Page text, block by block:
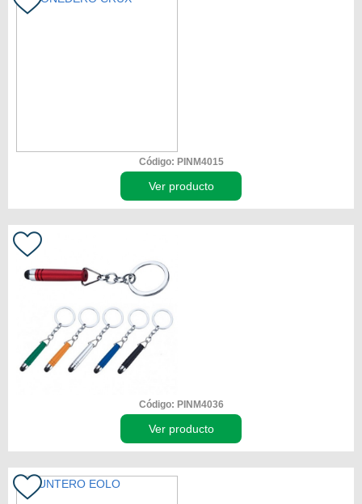
Código: PINM4015
Ver producto
Código: PINM4036
Ver producto